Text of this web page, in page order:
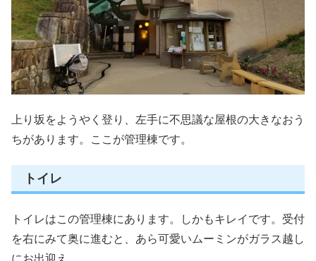
上り坂をようやく登り、左手に不思議な屋根の大きなおう
ちがあります。ここが管理棟です。
トイレ
トイレはこの管理棟にあります。しかもキレイです。受付
を右にみて奥に進むと、あら可愛いムーミンがガラス越し